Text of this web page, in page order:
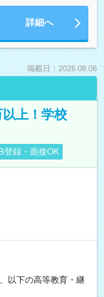
詳細へ
掲載日：2026.08.06
上！学校
登録・面接OK
以下の高等教育・継